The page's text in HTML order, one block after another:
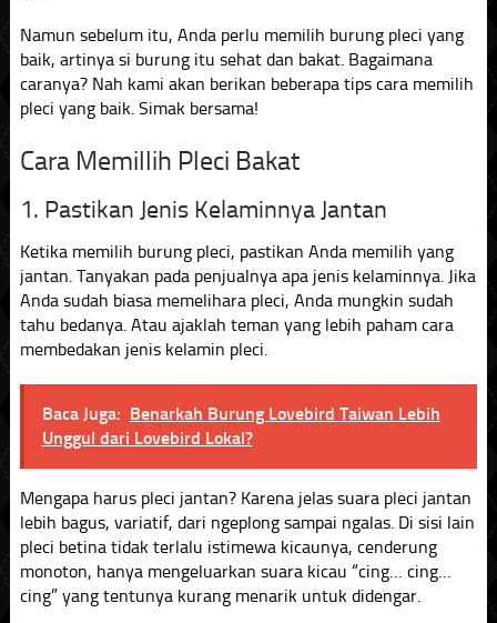
Namun sebelum itu, Anda perlu memilih burung pleci yang
baik, artinya si burung itu sehat dan bakat. Bagaimana
caranya? Nah kami akan berikan beberapa tips cara memilih
pleci yang baik. Simak bersama!
Cara Memillih Pleci Bakat
1. Pastikan Jenis Kelaminnya Jantan
Ketika memilih burung pleci, pastikan Anda memilih yang
jantan. Tanyakan pada penjualnya apa jenis kelaminnya. Jika
Anda sudah biasa memelihara pleci, Anda mungkin sudah
tahu bedanya. Atau ajaklah teman yang lebih paham cara
membedakan jenis kelamin pleci.
Baca Juga: Benarkah Burung Lovebird Taiwan Lebih
Unggul dari Lovebird Lokal?
Mengapa harus pleci jantan? Karena jelas suara pleci jantan
lebih bagus, variatif, dari ngeplong sampai ngalas. Di sisi lain
pleci betina tidak terlalu istimewa kicaunya, cenderung
monoton, hanya mengeluarkan suara kicau “cing… cing…
cing” yang tentunya kurang menarik untuk didengar.